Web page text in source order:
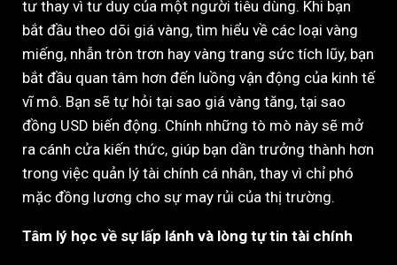
tư thay vì tư duy của một người tiêu dùng. Khi bạn
bắt đầu theo dõi giá vàng, tìm hiểu về các loại vàng
miếng, nhẫn tròn trơn hay vàng trang sức tích lũy, bạn
bắt đầu quan tâm hơn đến luồng vận động của kinh tế
vĩ mô. Bạn sẽ tự hỏi tại sao giá vàng tăng, tại sao
đồng USD biến động. Chính những tò mò này sẽ mở
ra cánh cửa kiến thức, giúp bạn dần trưởng thành hơn
trong việc quản lý tài chính cá nhân, thay vì chỉ phó
mặc đồng lương cho sự may rủi của thị trường.
Tâm lý học về sự lấp lánh và lòng tự tin tài chính